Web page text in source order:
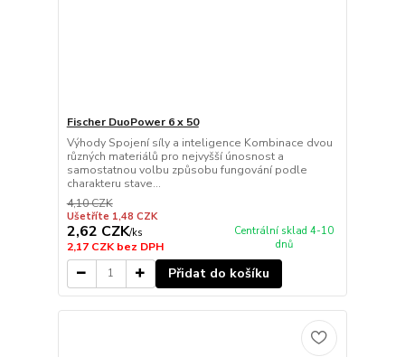
Fischer DuoPower 6 x 50
Výhody Spojení síly a inteligence Kombinace dvou
různých materiálů pro nejvyšší únosnost a
samostatnou volbu způsobu fungování podle
charakteru stave...
4,10 CZK
Ušetříte 1,48 CZK
2,62 CZK/ks
2,17 CZKbez DPH
Centrální sklad 4-10
dnů
Přidat do košíku